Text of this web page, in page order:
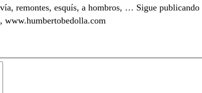
remontes, esquís, a hombros, … Sigue
www.humbertobedolla.com